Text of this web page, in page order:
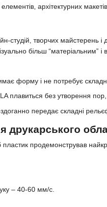
архітектурних
творчих майстерень
більш “матеріальним” і
форму і не потребує
плавиться без утворення
передає складні
друкарського
продемонстрував
– 40-60 мм/с.